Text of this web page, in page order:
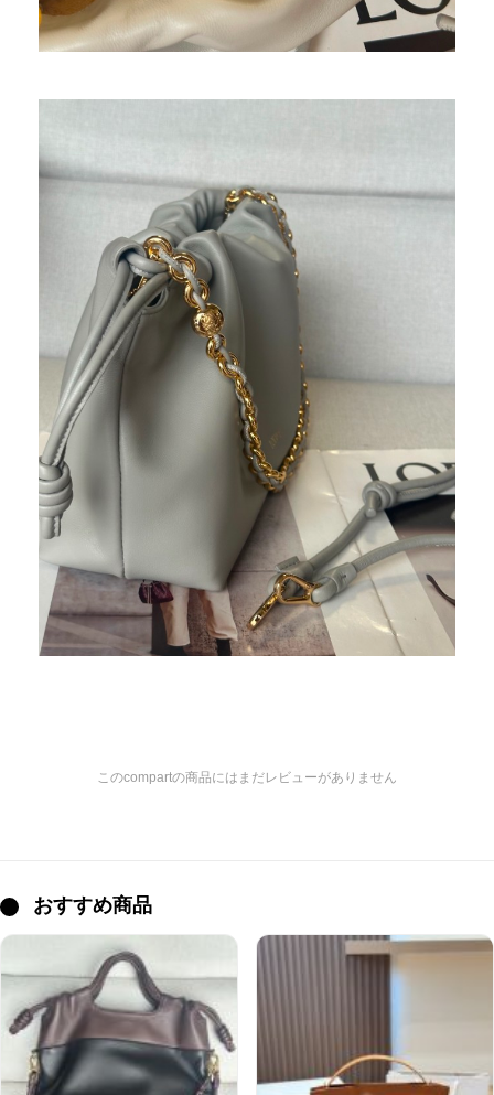
このcompartの商品にはまだレビューがありません
おすすめ商品